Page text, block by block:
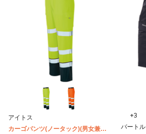
アイトス
カーゴパンツ(ノータック)(男女兼用)
+3
バートル